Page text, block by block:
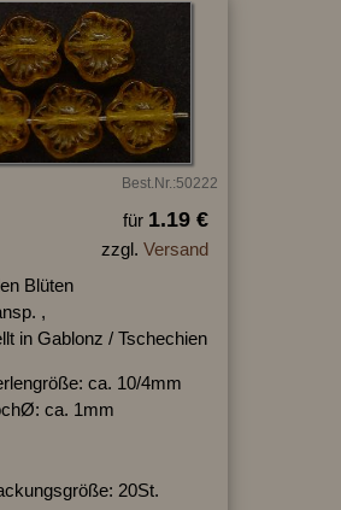
Best.Nr.:50222
für 1.19 €
zzgl. Versand
Blüten
,
in Gablonz / Tschechien
ca. 10/4mm
ca. 1mm
20St.